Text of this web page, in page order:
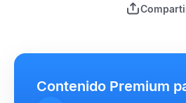
Contenido Premium